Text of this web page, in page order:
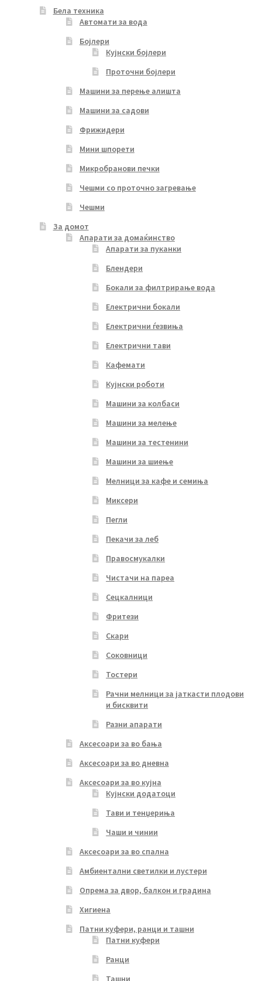
Бела техника
Автомати за вода
Бојлери
Кујнски бојлери
Проточни бојлери
Машини за перење алишта
Машини за садови
Фрижидери
Мини шпорети
Микробранови печки
Чешми со проточно загревање
Чешми
За домот
Апарати за домаќинство
Апарати за пуканки
Блендери
Бокали за филтрирање вода
Електрични бокали
Електрични ѓезвиња
Електрични тави
Кафемати
Кујнски роботи
Машини за колбаси
Машини за мелење
Машини за тестенини
Машини за шиење
Мелници за кафе и семиња
Миксери
Пегли
Пекачи за леб
Правосмукалки
Чистачи на пареа
Сецкалници
Фритези
Скари
Соковници
Тостери
Рачни мелници за јаткасти плодови
и бисквити
Разни апарати
Аксесоари за во бања
Аксесоари за во дневна
Аксесоари за во кујна
Кујнски додатоци
Тави и тенџериња
Чаши и чинии
Аксесоари за во спална
Амбиентални светилки и лустери
Опрема за двор, балкон и градина
Хигиена
Патни куфери, ранци и ташни
Патни куфери
Ранци
Ташни